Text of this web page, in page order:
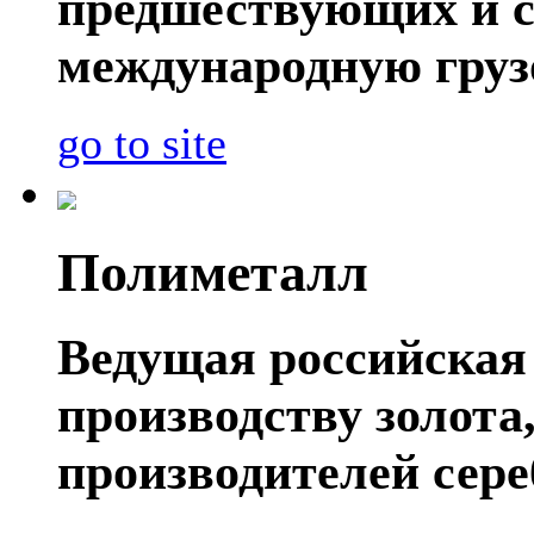
международную
go to site
Полиметалл
Ведущая
производству
производителей